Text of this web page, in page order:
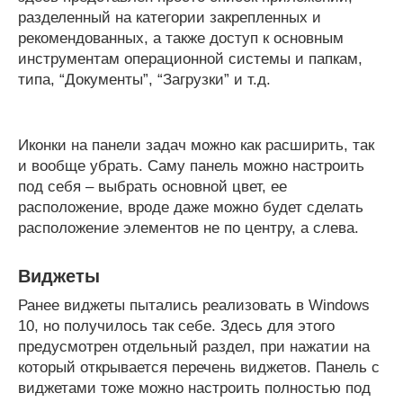
разделенный на категории закрепленных и
рекомендованных, а также доступ к основным
инструментам операционной системы и папкам,
типа, “Документы”, “Загрузки” и т.д.
Иконки на панели задач можно как расширить, так
и вообще убрать. Саму панель можно настроить
под себя – выбрать основной цвет, ее
расположение, вроде даже можно будет сделать
расположение элементов не по центру, а слева.
Виджеты
Ранее виджеты пытались реализовать в Windows
10, но получилось так себе. Здесь для этого
предусмотрен отдельный раздел, при нажатии на
который открывается перечень виджетов. Панель с
виджетами тоже можно настроить полностью под